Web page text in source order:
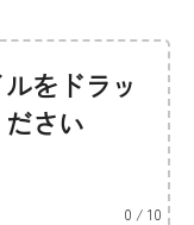
をドラッ
さい
0 / 10